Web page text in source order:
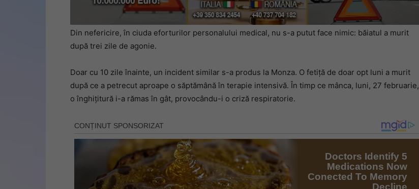
Din nefericire, în ciuda eforturilor personalului medical, nu s-a putut face nimic: băiatul a murit
după trei zile de agonie.
Doar cu 10 zile înainte, un incident similar s-a produs la Monza. O fetiță de doar opt luni a murit
după ce a petrecut aproape o săptămână în terapie intensivă. În timp ce mânca, luni, 27 februarie,
o înghițitură i-a rămas în gât, provocându-i o criză respiratorie.